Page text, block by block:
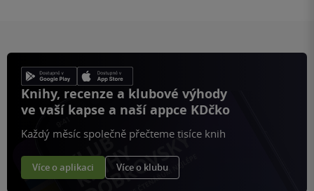
Knihy, recenze a klubové výhody
ve vaší kapse a naší appce KDčko
Každý měsíc společně přečteme tisíce knih
Více o aplikaci Více o klubu